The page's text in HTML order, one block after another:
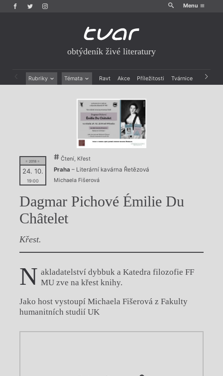
Menu
obtýdeník živé literatury
Rubriky Témata Ravt Akce Příležitosti Tvárnice Archiv
Výroční ceny
= 2018 =
24. 10.
19:00
Čtení, Křest
Praha – Literární kavárna Řetězová
Michaela Fišerová
Dagmar Pichové Émilie Du
Châtelet
Křest.
N akladatelství dybbuk a Katedra filozofie FF
MU zve na křest knihy.
Jako host vystoupí Michaela Fišerová z Fakulty
humanitních studií UK